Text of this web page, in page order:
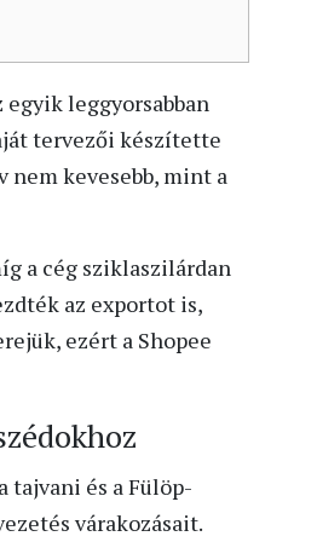
leggyorsabban
tervezői készítette
kevesebb, mint a
a cég sziklaszilárdan
az exportot is,
ezért a Shopee
tajvani és a Fülöp-
várakozásait.